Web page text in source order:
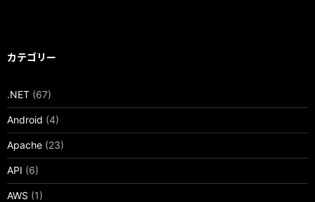
カテゴリー
.NET (67)
Android (4)
Apache (23)
API (6)
AWS (1)